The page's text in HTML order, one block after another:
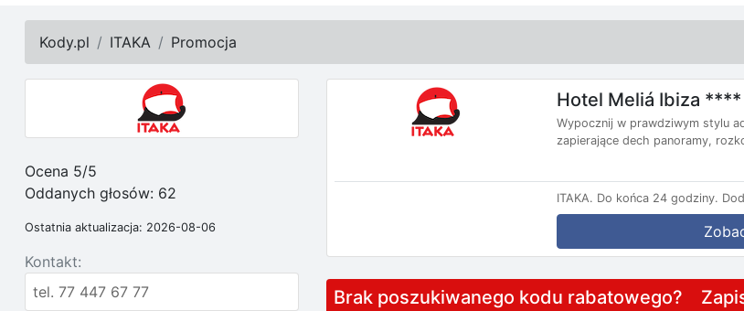
Kody.pl ITAKA Promocja
Ocena 5/5
Oddanych głosów: 62
Ostatnia aktualizacja: 2026-08-06
Kontakt:
tel. 77 447 67 77
Hotel Meliá Ibiza ****
Wypocznij w prawdziwym stylu
zapierające dech panoramy,
ITAKA. Do końca 24 godziny.
Brak poszukiwanego kodu rabatowego?